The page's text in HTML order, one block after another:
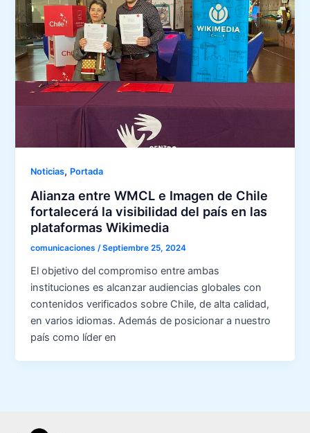
Noticias, Portada
Alianza entre WMCL e Imagen de Chile
fortalecerá la visibilidad del país en las
plataformas Wikimedia
comunicaciones/Septiembre 25, 2024
El objetivo del compromiso entre ambas
instituciones es alcanzar audiencias globales con
contenidos verificados sobre Chile, de alta calidad,
en varios idiomas. Además de posicionar a nuestro
país como líder en